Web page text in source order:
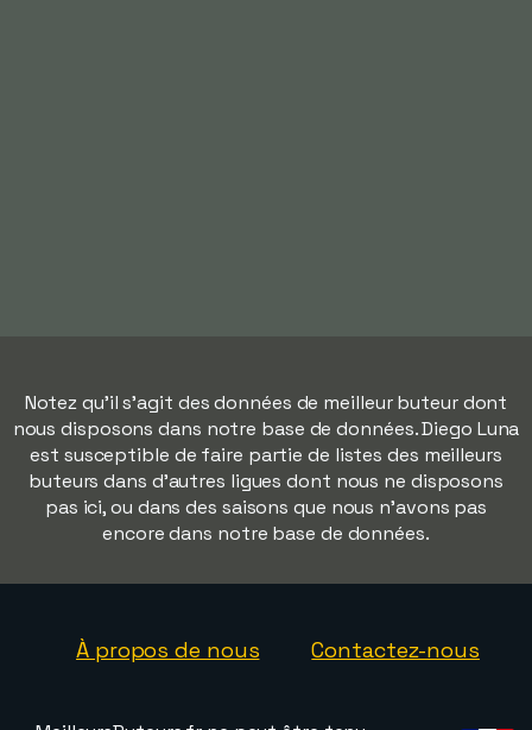
Notez qu'il s'agit des données de meilleur buteur dont
nous disposons dans notre base de données. Diego Luna
est susceptible de faire partie de listes des meilleurs
buteurs dans d'autres ligues dont nous ne disposons
pas ici, ou dans des saisons que nous n'avons pas
encore dans notre base de données.
À propos de nous Contactez-nous